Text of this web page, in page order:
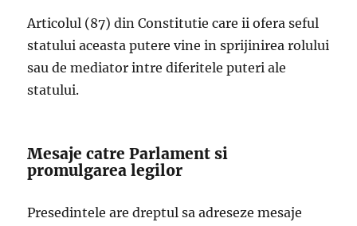
Articolul (87) din Constitutie care ii ofera seful
statului aceasta putere vine in sprijinirea rolului
sau de mediator intre diferitele puteri ale
statului.
Mesaje catre Parlament si
promulgarea legilor
Presedintele are dreptul sa adreseze mesaje